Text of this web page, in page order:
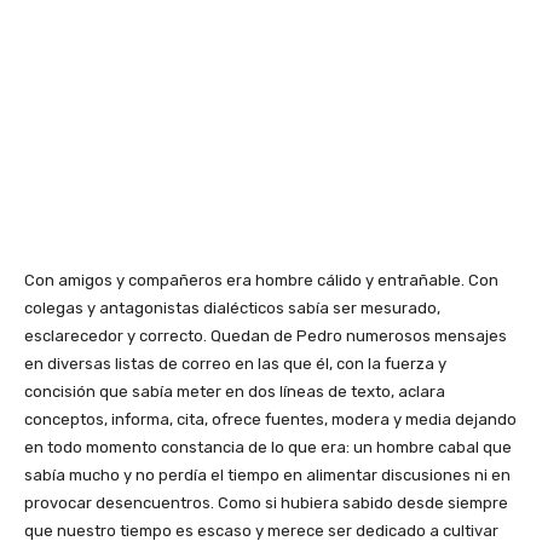
Con amigos y compañeros era hombre cálido y entrañable. Con
colegas y antagonistas dialécticos sabía ser mesurado,
esclarecedor y correcto. Quedan de Pedro numerosos mensajes
en diversas listas de correo en las que él, con la fuerza y
concisión que sabía meter en dos líneas de texto, aclara
conceptos, informa, cita, ofrece fuentes, modera y media dejando
en todo momento constancia de lo que era: un hombre cabal que
sabía mucho y no perdía el tiempo en alimentar discusiones ni en
provocar desencuentros. Como si hubiera sabido desde siempre
que nuestro tiempo es escaso y merece ser dedicado a cultivar